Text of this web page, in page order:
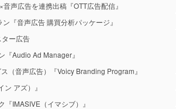
声広告を連携出稿『OTT広告配信』
『音声広告 購買分析パッケージ』
ー広告
『Audio Ad Manager』
（音声広告）『Voicy Branding Program』
アズ）』
IMASIVE（イマシブ）』